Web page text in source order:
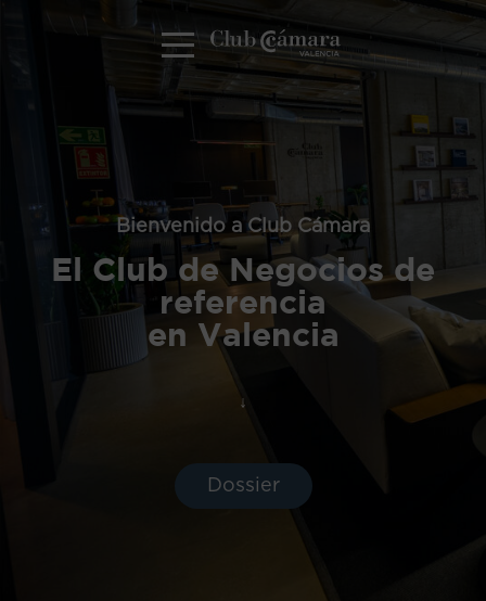
Bienvenido a Club Cámara
El Club de Negocios de
referencia
en Valencia
↓
Dossier